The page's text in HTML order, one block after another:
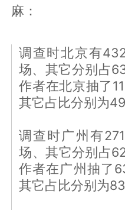
麻：
调查时北京有
场、其它分别占
作者在北京抽了
其它占比分别为
调查时广州有
场、其它分别占
作者在广州抽了
其它占比分别为